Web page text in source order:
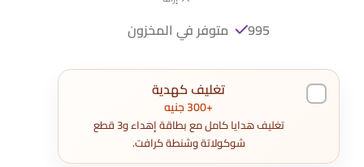
995 متوفر في المخزون
تغليف كهدية
+300 جنيه
تغليف هدايا كامل مع بطاقة إهداء و3 قطع
شوكولاتة وشنطة كرافت.